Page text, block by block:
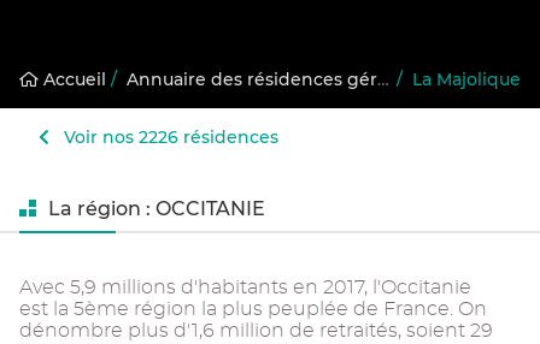
Accueil / Annuaire des résidences gérées / La Majolique
Voir nos 2226 résidences
La région : OCCITANIE
Avec 5,9 millions d'habitants en 2017, l'Occitanie
est la 5ème région la plus peuplée de France. On
dénombre plus d'1,6 million de retraités, soient 29